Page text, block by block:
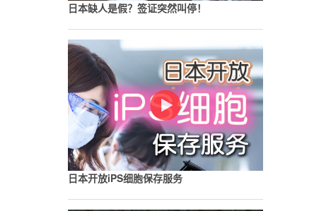
日本缺人是假？签证突然叫停！
日本开放iPS细胞保存服务